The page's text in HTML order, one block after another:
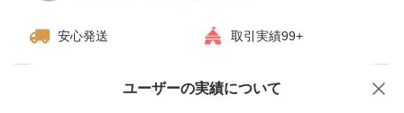
安心発送 取引実績99+
ユーザーの実績について
価格の相談 商品への質問